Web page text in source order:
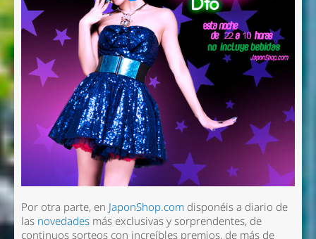
Por otra parte, en JaponShop.comdisponéis a diario de
las novedadesmás exclusivas y sorprendentes, de
continuos sorteos con increíbles premios, de más de